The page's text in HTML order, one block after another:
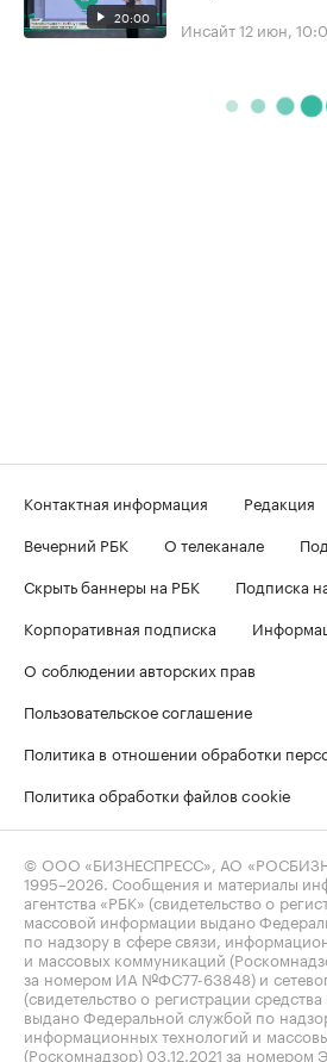
20:00 Инсайт12 июн,
Контактная информация Редакция
Вечерний РБК
О телеканале
Скрыть баннеры на РБК
Подписка
Корпоративная подписка
О соблюдении авторских прав
Пользовательское соглашение
Политика в отношении обработки
Политика обработки файлов cookie
© ООО «БИЗНЕСПРЕСС», АО
1995–2026. Сообщения и материалы
агентства «РБК» (свидетельство о
массовой информации выдано
по надзору в сфере связи,
и массовых коммуникаций
за номером ИА №ФС77-63848) и
(свидетельство о регистрации
выдано Федеральной службой по
информационных технологий и
(Роскомнадзор) 03.12.2021 за